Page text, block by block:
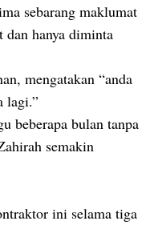
sebarang maklumat
dan hanya diminta
mengatakan “anda
lagi.”
beberapa bulan tanpa
semakin
ini selama tiga